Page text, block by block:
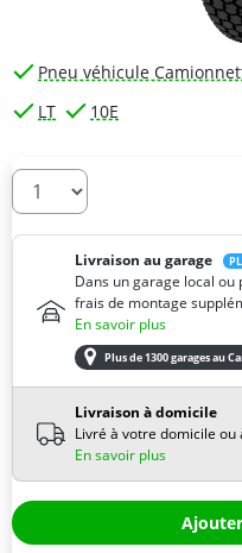
Pneu véhicule
LT
10E
De combien de pneus avez-vous
Livraison au garage
Dans un garage local
frais de montage
En savoir plus
Plus de 1300 garages au
Livraison à domicile
Livré à votre domicile ou
En savoir plus